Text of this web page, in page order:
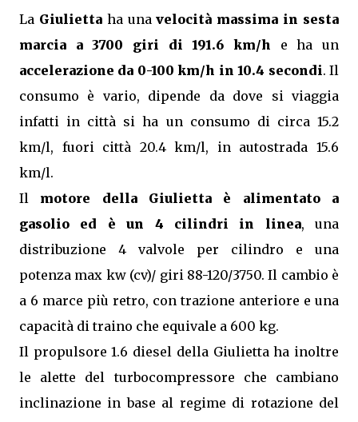
La Giuliettaha unavelocità massima in sesta
marcia a 3700 giri di 191.6 km/h e ha un
accelerazione da 0-100 km/h in 10.4 secondi. Il
consumo è vario, dipende da dove si viaggia
infatti in città si ha un consumo di circa 15.2
km/l, fuori città 20.4 km/l, in autostrada 15.6
km/l.
Il motore della Giulietta è alimentato a
gasolio ed è un 4 cilindri in linea, una
distribuzione 4 valvole per cilindro e una
potenza max kw (cv)/ giri 88-120/3750. Il cambio è
a 6 marce più retro, con trazione anteriore e una
capacità di traino che equivale a 600 kg.
Il propulsore 1.6 diesel della Giulietta ha inoltre
le alette del turbocompressore che cambiano
inclinazione in base al regime di rotazione del